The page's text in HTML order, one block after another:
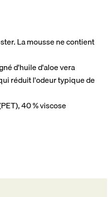
La mousse ne contient
d'huile d'aloe vera
réduit l'odeur typique de
40 % viscose